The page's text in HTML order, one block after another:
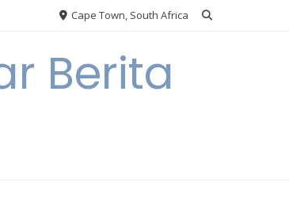
Cape Town, South Africa
Berita